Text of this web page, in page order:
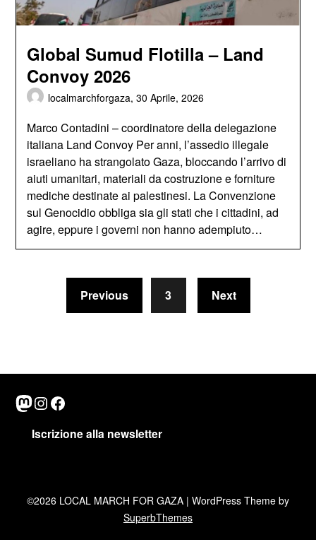
Global Sumud Flotilla – Land
Convoy 2026
localmarchforgaza,30 Aprile, 2026
Marco Contadini – coordinatore della delegazione
italiana Land Convoy Per anni, l’assedio illegale
israeliano ha strangolato Gaza, bloccando l’arrivo di
aiuti umanitari, materiali da costruzione e forniture
mediche destinate ai palestinesi. La Convenzione
sul Genocidio obbliga sia gli stati che i cittadini, ad
agire, eppure i governi non hanno adempiuto…
Previous 3 Next
Mastodon
Instagram
Facebook
Iscrizione alla newsletter
©2026 LOCAL MARCH FOR GAZA | WordPress Theme by
SuperbThemes